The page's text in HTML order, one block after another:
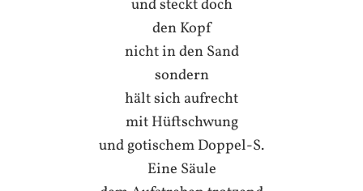
und steckt doch
den Kopf
nicht in den Sand
sondern
hält sich aufrecht
mit Hüftschwung
und gotischem Doppel-S.
Eine Säule